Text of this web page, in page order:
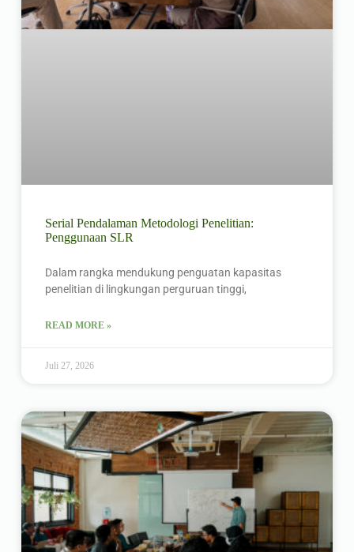
Serial Pendalaman Metodologi Penelitian:
Penggunaan SLR
Dalam rangka mendukung penguatan kapasitas
penelitian di lingkungan perguruan tinggi,
READ MORE »
Juli 27, 2026